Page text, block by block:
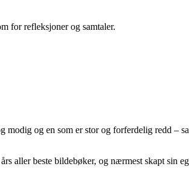
for refleksjoner og samtaler.
modig og en som er stor og forferdelig redd –
aller beste bildebøker, og nærmest skapt sin